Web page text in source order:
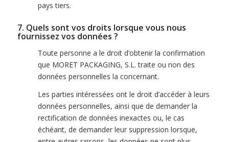
pays tiers.
7. Quels sont vos droits lorsque vous nous
fournissez vos données ?
Toute personne a le droit d’obtenir la confirmation
que MORET PACKAGING, S.L. traite ou non des
données personnelles la concernant.
Les parties intéressées ont le droit d’accéder à leurs
données personnelles, ainsi que de demander la
rectification de données inexactes ou, le cas
échéant, de demander leur suppression lorsque,